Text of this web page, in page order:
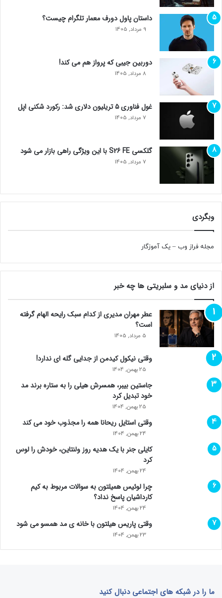
داستان پاول دورف معمار تلگرام چیست؟
9 مرداد, 1405
دوربین جیبی که پرواز هم می‌ کند!
8 مرداد, 1405
غول فناوری ۵ تریلیون دلاری شد: رکورد شکنی اپل
7 مرداد, 1405
گلکسی S26 FE با این ویژگی راهی بازار می شود
7 مرداد, 1405
وبگردی
مجله فراز وب – یک آموزگار
از دنیای مد و سلبریتی ها چه خبر
عطر مهران مدیری از کدام سبک رایحه الهام گرفته
است؟
5 مرداد, 1405
وقتی نیکول کیدمن از جدایی گله ای ندارد!
25 بهمن, 1404
جاستین بیبر، همسرش هیلی را به ستاره برند مد
خود تبدیل کرد
25 بهمن, 1404
وقتی استایل ریحانا همه را مجذوب خود می‌ کند
24 بهمن, 1404
کایلی جنر با یک هدیه روز ولنتاین، خودش را لوس
کرد
24 بهمن, 1404
چرا لوئیس همیلتون به سوالات مربوط به کیم
کارداشیان پاسخ نداد؟
24 بهمن, 1404
وقتی پاریس هیلتون با خانه‌ ی مد همسو می شود
23 بهمن, 1404
ما را در شبکه های اجتماعی دنبال کنید